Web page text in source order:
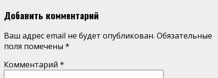
Добавить комментарий
Ваш адрес email не будет опубликован. Обязательные
поля помечены *
Комментарий *